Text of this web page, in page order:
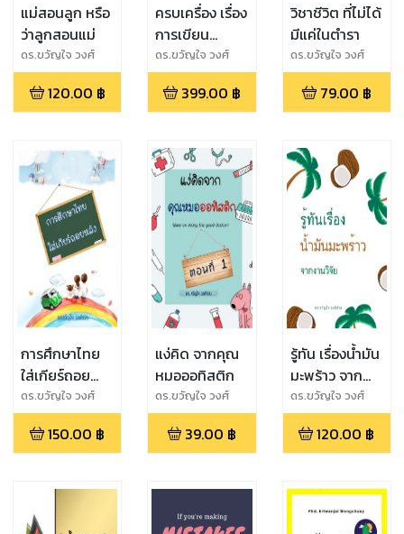
แม่สอนลูก หรือ
ว่าลูกสอนแม่
ดร.ขวัญใจ วงศ์
ช่วย
120.00 ฿
ครบเครื่อง เรื่อง
การเขียน
eBook
ดร.ขวัญใจ วงศ์
ช่วย
399.00 ฿
วิชาชีวิต ที่ไม่ได้
มีแค่ในตำรา
ดร.ขวัญใจ วงศ์
ช่วย
79.00 ฿
การศึกษาไทย
ใส่เกียร์ถอย
หลัง
ดร.ขวัญใจ วงศ์
ช่วย
150.00 ฿
แง่คิด จากคุณ
หมอออทิสติก
ดร.ขวัญใจ วงศ์
ช่วย
39.00 ฿
รู้ทัน เรื่องน้ำมัน
มะพร้าว จาก
งานวิจัย
ดร.ขวัญใจ วงศ์
ช่วย
120.00 ฿